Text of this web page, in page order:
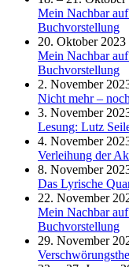
Mein Nachbar
Buchvorstellung
20. Oktober 2023
Mein Nachbar
Buchvorstellung
2. November
Nicht mehr –
3. November
Lesung: Lutz
4. November
Verleihung der
8. November
Das Lyrische
22. November
Mein Nachbar
Buchvorstellung
29. November